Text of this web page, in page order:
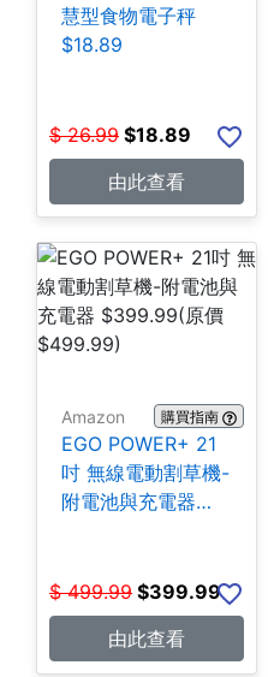
慧型食物電子秤
$18.89
$ 26.99 $18.89
由此查看
Amazon 購買指南
EGO POWER+ 21
吋 無線電動割草機-
附電池與充電器
$ 499.99 $399.99
由此查看